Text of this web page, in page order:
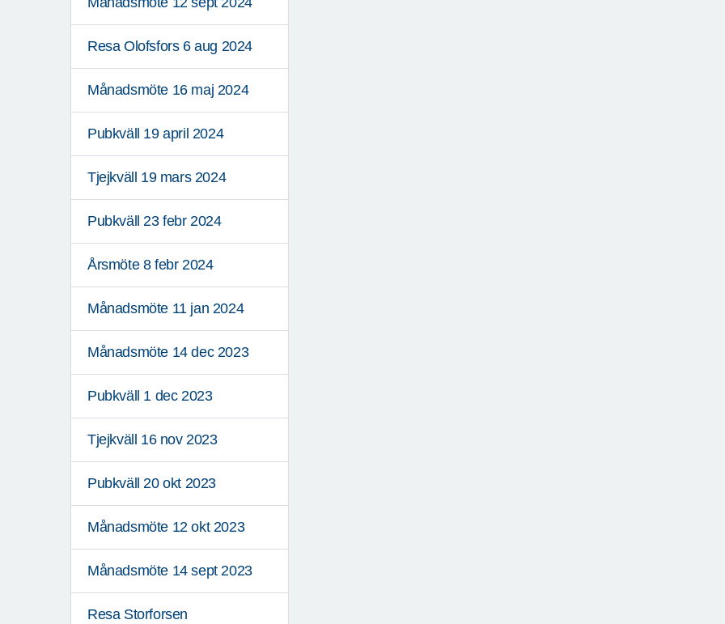
Resa Olofsfors 6 aug 2024
Månadsmöte 16 maj 2024
Pubkväll 19 april 2024
Tjejkväll 19 mars 2024
Pubkväll 23 febr 2024
Årsmöte 8 febr 2024
Månadsmöte 11 jan 2024
Månadsmöte 14 dec 2023
Pubkväll 1 dec 2023
Tjejkväll 16 nov 2023
Pubkväll 20 okt 2023
Månadsmöte 12 okt 2023
Månadsmöte 14 sept 2023
Resa Storforsen